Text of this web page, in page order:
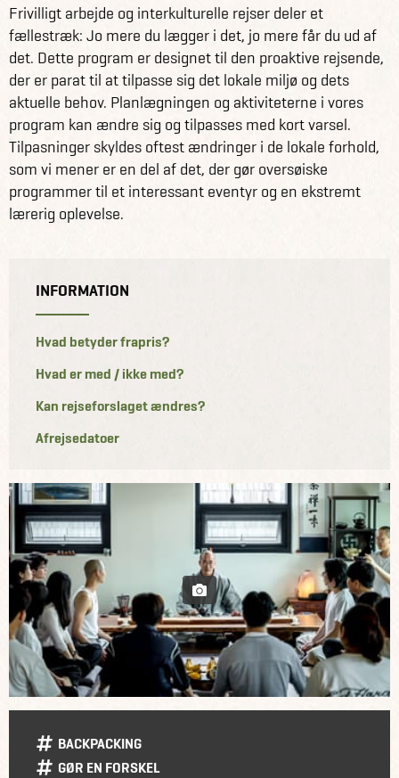
Frivilligt arbejde og interkulturelle rejser deler et
fællestræk: Jo mere du lægger i det, jo mere får du ud af
det. Dette program er designet til den proaktive rejsende,
der er parat til at tilpasse sig det lokale miljø og dets
aktuelle behov. Planlægningen og aktiviteterne i vores
program kan ændre sig og tilpasses med kort varsel.
Tilpasninger skyldes oftest ændringer i de lokale forhold,
som vi mener er en del af det, der gør oversøiske
programmer til et interessant eventyr og en ekstremt
lærerig oplevelse.
INFORMATION
Hvad betyder frapris?
Hvad er med / ikke med?
Kan rejseforslaget ændres?
Afrejsedatoer
BACKPACKING
GØR EN FORSKEL